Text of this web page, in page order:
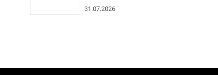
31.07.2026